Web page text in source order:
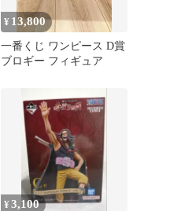
¥ 13,800
一番くじ ワンピース D賞
ブロギー フィギュア
¥3,100